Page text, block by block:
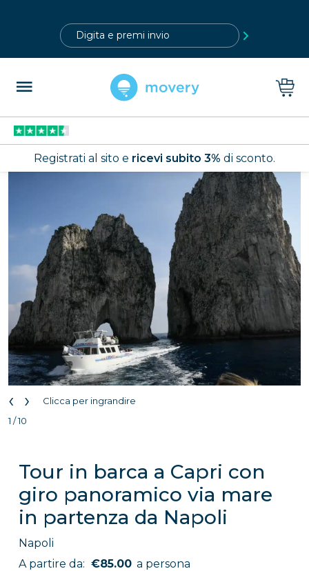
Registrati al sito e ricevi subito 3% di sconto.
‹ ›
Clicca per ingrandire
1 / 10
Tour in barca a Capri con
giro panoramico via mare
in partenza da Napoli
Napoli
A partire da: €85.00 a persona